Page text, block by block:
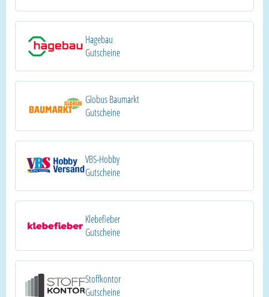
Hagebau
Gutscheine
Globus Baumarkt
Gutscheine
VBS-Hobby
Gutscheine
Klebefieber
Gutscheine
Stoffkontor
Gutscheine